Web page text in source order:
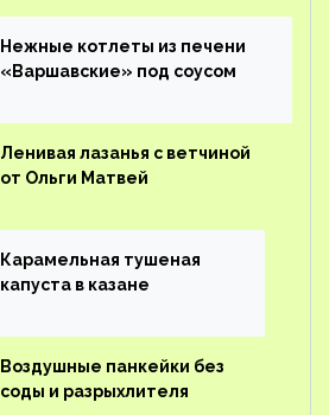
Нежные котлеты из печени
«Варшавские» под соусом
Ленивая лазанья с ветчиной
от Ольги Матвей
Карамельная тушеная
капуста в казане
Воздушные панкейки без
соды и разрыхлителя